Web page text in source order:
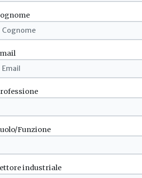
norme prerepubblicane
libera al disegno di
dei ministri, prevede anche
del periodo 1861-1870,
Funzione
industriale